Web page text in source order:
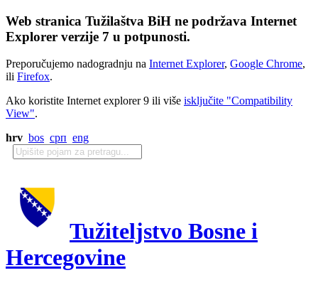
Web stranica Tužilaštva BiH ne podržava Internet
Explorer verzije 7 u potpunosti.
Preporučujemo nadogradnju na Internet Explorer, Google Chrome,
ili Firefox.
Ako koristite Internet explorer 9 ili više isključite "Compatibility
View".
hrv bos срп eng
Tužiteljstvo Bosne i
Hercegovine